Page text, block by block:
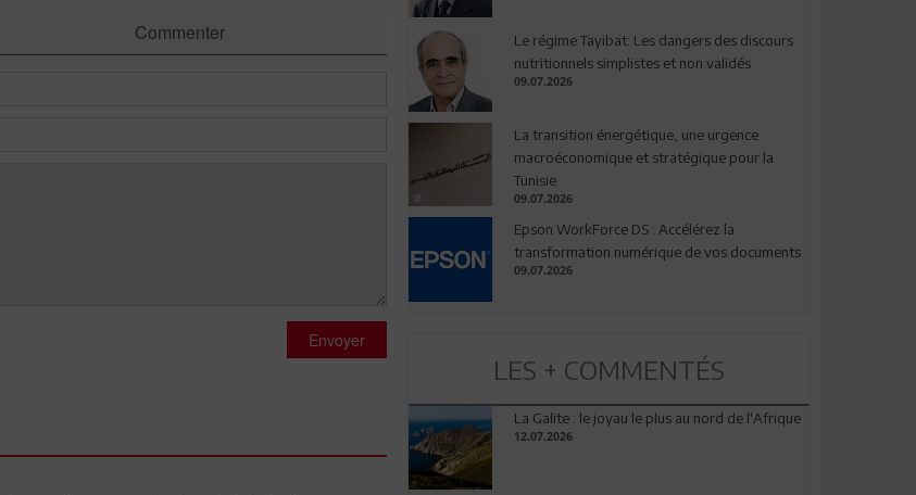
Commenter
Envoyer
Le régime Tayibat: Les dangers des discours
nutritionnels simplistes et non validés
09.07.2026
La transition énergétique, une urgence
macroéconomique et stratégique pour la
Tunisie
09.07.2026
Epson WorkForce DS : Accélérez la
transformation numérique de vos documents
09.07.2026
LES + COMMENTÉS
La Galite : le joyau le plus au nord de l'Afrique
12.07.2026